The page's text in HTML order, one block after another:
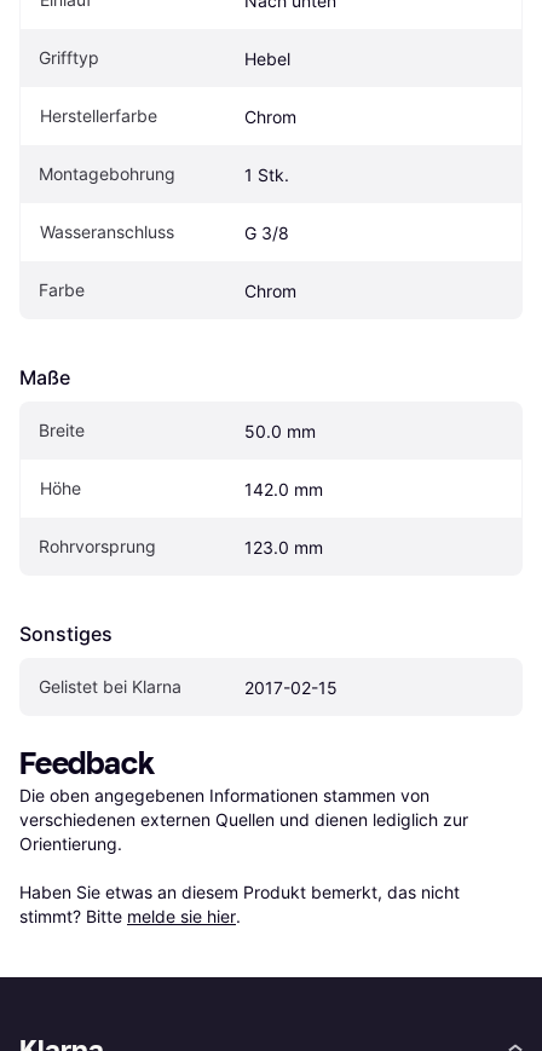
Grifftyp Hebel
Herstellerfarbe Chrom
Montagebohrung 1 Stk.
Wasseranschluss G 3/8
Farbe Chrom
Maße
Breite 50.0 mm
Höhe 142.0 mm
Rohrvorsprung 123.0 mm
Sonstiges
Gelistet bei Klarna 2017-02-15
Feedback
Die oben angegebenen Informationen stammen von
verschiedenen externen Quellen und dienen lediglich zur
Orientierung.
Haben Sie etwas an diesem Produkt bemerkt, das nicht
stimmt? Bitte melde sie hier.